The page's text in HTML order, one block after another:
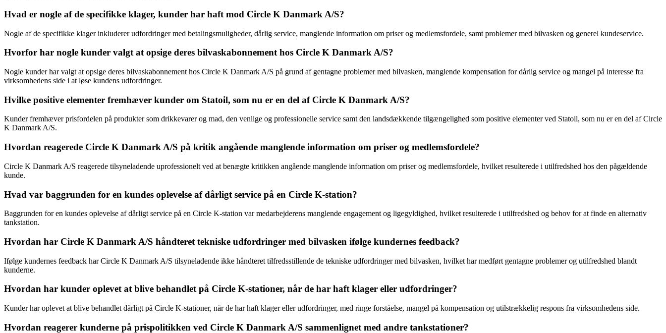
Hvad er nogle af de specifikke klager, kunder har haft mod Circle K Danmark A/S?
Nogle af de specifikke klager inkluderer udfordringer med betalingsmuligheder, dårlig service, manglende information om priser og medlemsfordele, samt problemer med bilvasken og generel kundeservice.
Hvorfor har nogle kunder valgt at opsige deres bilvaskabonnement hos Circle K Danmark A/S?
Nogle kunder har valgt at opsige deres bilvaskabonnement hos Circle K Danmark A/S på grund af gentagne problemer med bilvasken, manglende kompensation for dårlig service og mangel på interesse fra
virksomhedens side i at løse kundens udfordringer.
Hvilke positive elementer fremhæver kunder om Statoil, som nu er en del af Circle K Danmark A/S?
Kunder fremhæver prisfordelen på produkter som drikkevarer og mad, den venlige og professionelle service samt den landsdækkende tilgængelighed som positive elementer ved Statoil, som nu er en del af Circle
K Danmark A/S.
Hvordan reagerede Circle K Danmark A/S på kritik angående manglende information om priser og medlemsfordele?
Circle K Danmark A/S reagerede tilsyneladende uprofessionelt ved at benægte kritikken angående manglende information om priser og medlemsfordele, hvilket resulterede i utilfredshed hos den pågældende
kunde.
Hvad var baggrunden for en kundes oplevelse af dårligt service på en Circle K-station?
Baggrunden for en kundes oplevelse af dårligt service på en Circle K-station var medarbejderens manglende engagement og ligegyldighed, hvilket resulterede i utilfredshed og behov for at finde en alternativ
tankstation.
Hvordan har Circle K Danmark A/S håndteret tekniske udfordringer med bilvasken ifølge kundernes feedback?
Ifølge kundernes feedback har Circle K Danmark A/S tilsyneladende ikke håndteret tilfredsstillende de tekniske udfordringer med bilvasken, hvilket har medført gentagne problemer og utilfredshed blandt
kunderne.
Hvordan har kunder oplevet at blive behandlet på Circle K-stationer, når de har haft klager eller udfordringer?
Kunder har oplevet at blive behandlet dårligt på Circle K-stationer, når de har haft klager eller udfordringer, med ringe forståelse, mangel på kompensation og utilstrækkelig respons fra virksomhedens side.
Hvordan reagerer kunderne på prispolitikken ved Circle K Danmark A/S sammenlignet med andre tankstationer?